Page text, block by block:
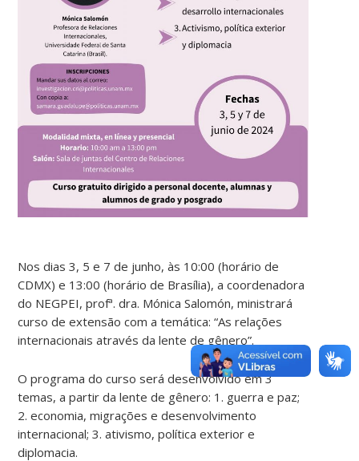
Nos dias 3, 5 e 7 de junho, às 10:00 (horário de
CDMX) e 13:00 (horário de Brasília), a coordenadora
do NEGPEI, profª. dra. Mónica Salomón, ministrará
curso de extensão com a temática: “As relações
internacionais através da lente de gênero”.
O programa do curso será desenvolvido em 3
temas, a partir da lente de gênero: 1. guerra e paz;
2. economia, migrações e desenvolvimento
internacional; 3. ativismo, política exterior e
diplomacia.